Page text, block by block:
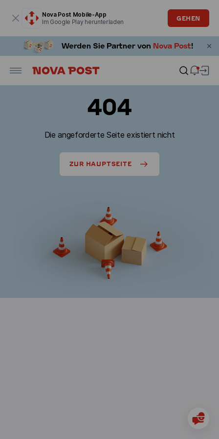
Nova Post Mobile-App
Im Google Play herunterladen
GEHEN
404
Die angeforderte Seite existiert nicht
ZUR HAUPTSEITE